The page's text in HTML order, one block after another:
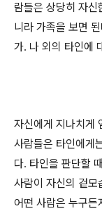
람들은 상당히 자신
니라 가족을 보면
가. 나 외의 타인에
자신에게 지나치게
사람들은 타인에게
다. 타인을 판단할
사람이 자신의 겉모
어떤 사람은 누구든